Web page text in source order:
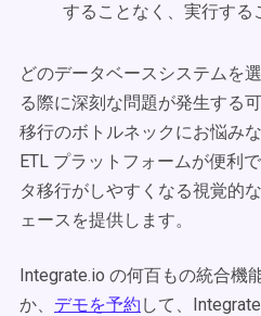
することなく、実行する
どのデータベースシステムを
る際に深刻な問題が発生する
移行のボトルネックにお悩み
ETL プラットフォームが便利
タ移行がしやすくなる視覚的
ェースを提供します。
Integrate.io の何百もの統合機
か、 デモを予約 して、